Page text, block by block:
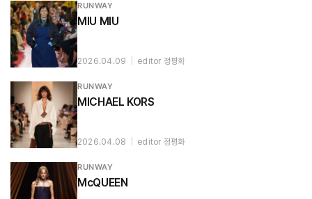
RUNWAY
MIU MIU
2026.04.09 editor 정평화
RUNWAY
MICHAEL KORS
2026.04.08 editor 정평화
RUNWAY
McQUEEN